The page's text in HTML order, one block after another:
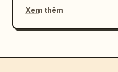
Xem thêm